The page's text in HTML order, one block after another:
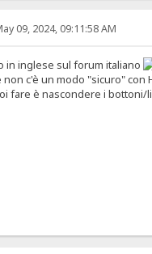
09, 2024, 09:11:58 AM
in inglese sul forum italiano
c'è un modo "sicuro" con
fare è nascondere i bottoni/